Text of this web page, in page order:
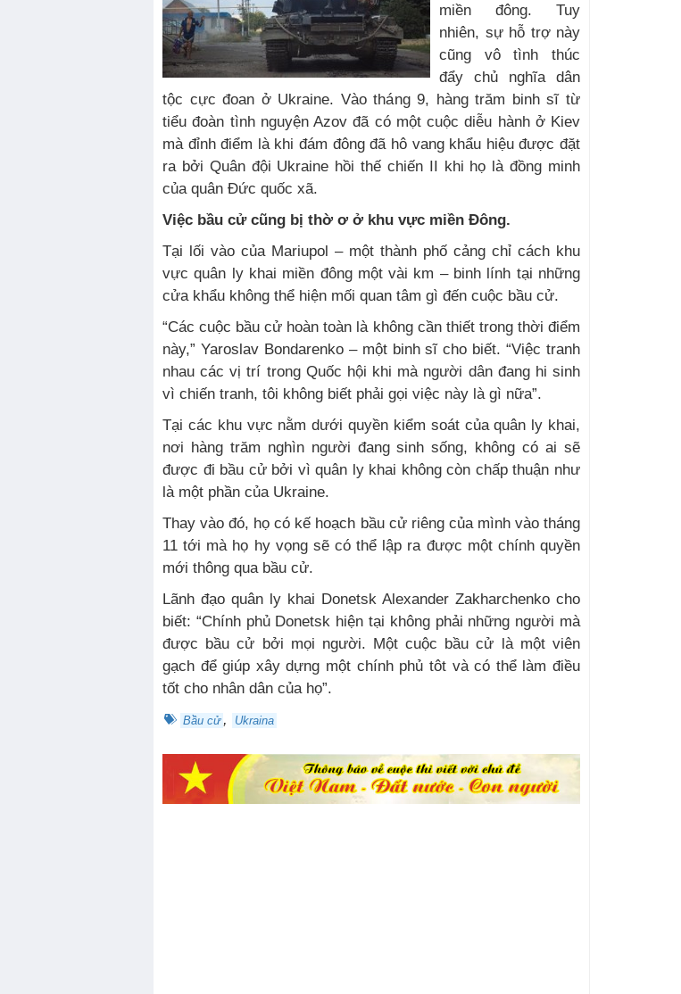
miền đông. Tuy
nhiên, sự hỗ trợ này
cũng vô tình thúc
đẩy chủ nghĩa dân
tộc cực đoan ở Ukraine. Vào tháng 9, hàng trăm binh sĩ từ
tiểu đoàn tình nguyện Azov đã có một cuộc diễu hành ở Kiev
mà đỉnh điểm là khi đám đông đã hô vang khẩu hiệu được đặt
ra bởi Quân đội Ukraine hồi thế chiến II khi họ là đồng minh
của quân Đức quốc xã.
Việc bầu cử cũng bị thờ ơ ở khu vực miền Đông.
Tại lối vào của Mariupol – một thành phố cảng chỉ cách khu
vực quân ly khai miền đông một vài km – binh lính tại những
cửa khẩu không thể hiện mối quan tâm gì đến cuộc bầu cử.
“Các cuộc bầu cử hoàn toàn là không cần thiết trong thời điểm
này,” Yaroslav Bondarenko – một binh sĩ cho biết. “Việc tranh
nhau các vị trí trong Quốc hội khi mà người dân đang hi sinh
vì chiến tranh, tôi không biết phải gọi việc này là gì nữa”.
Tại các khu vực nằm dưới quyền kiểm soát của quân ly khai,
nơi hàng trăm nghìn người đang sinh sống, không có ai sẽ
được đi bầu cử bởi vì quân ly khai không còn chấp thuận như
là một phần của Ukraine.
Thay vào đó, họ có kế hoạch bầu cử riêng của mình vào tháng
11 tới mà họ hy vọng sẽ có thể lập ra được một chính quyền
mới thông qua bầu cử.
Lãnh đạo quân ly khai Donetsk Alexander Zakharchenko cho
biết: “Chính phủ Donetsk hiện tại không phải những người mà
được bầu cử bởi mọi người. Một cuộc bầu cử là một viên
gạch để giúp xây dựng một chính phủ tôt và có thể làm điều
tốt cho nhân dân của họ”.
Bầu cử , Ukraina